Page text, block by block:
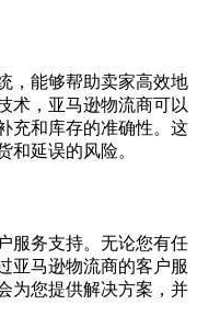
，能够帮助卖家高效地
术，亚马逊物流商可以
充和库存的准确性。这
和延误的风险。
服务支持。无论您有任
亚马逊物流商的客户服
为您提供解决方案，并